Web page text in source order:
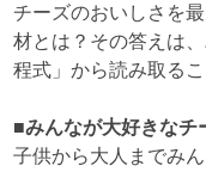
チーズのおいしさを
材とは？その答えは
程式」から読み取るこ
■みんなが大好きなチ
子供から大人までみ